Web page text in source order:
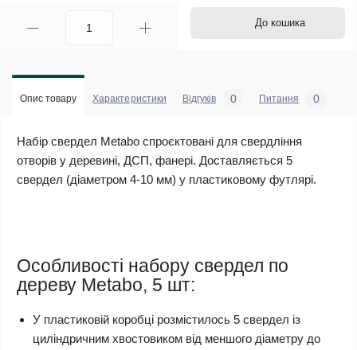
До кошика
Опис товару Характеристики Відгуків 0 Питання 0
Набір свердел Metabo спроєктовані для свердління
отворів у деревині, ДСП, фанері. Доставляється 5
свердел (діаметром 4-10 мм) у пластиковому футлярі.
Особливості набору свердел по
дереву Metabo, 5 шт:
У пластиковій коробці розмістилось 5 свердел із
циліндричним хвостовиком від меншого діаметру до